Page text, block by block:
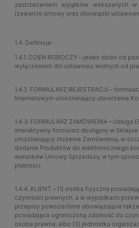
zastrzeżeniem wyjątków wskazanych
(zawarcie umowy oraz obowiązki
1.4. Definicje:
1.4.1. DZIEŃ ROBOCZY – jeden dzień od
wyłączeniem dni ustawowo wolnych od
1.4.2. FORMULARZ REJESTRACJI –
Internetowym umożliwiający utworzenie
1.4.3. FORMULARZ ZAMÓWIENIA – Usługa
interaktywny formularz dostępny w
umożliwiający złożenie Zamówienia, w
dodanie Produktów do elektronicznego
warunków Umowy Sprzedaży, w tym
płatności.
1.4.4. KLIENT – (1) osoba fizyczna
czynności prawnych, a w wypadkach
przepisy powszechnie obowiązujące
posiadająca ograniczoną zdolność do
osoba prawna; albo (3) jednostka